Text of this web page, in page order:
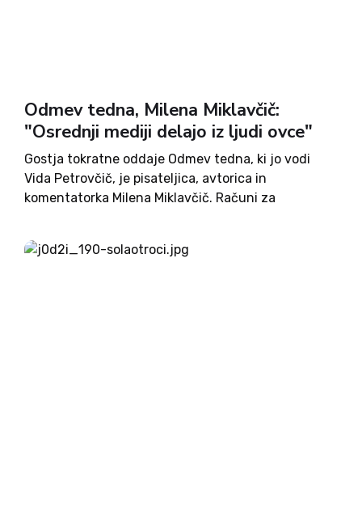
Odmev tedna, Milena Miklavčič:
"Osrednji mediji delajo iz ljudi ovce"
Gostja tokratne oddaje Odmev tedna, ki jo vodi
Vida Petrovčič, je pisateljica, avtorica in
komentatorka Milena Miklavčič. Računi za
marsikoga neprijetno presenetili. Zneski na
položnicah so bili - sploh pri tistih,...